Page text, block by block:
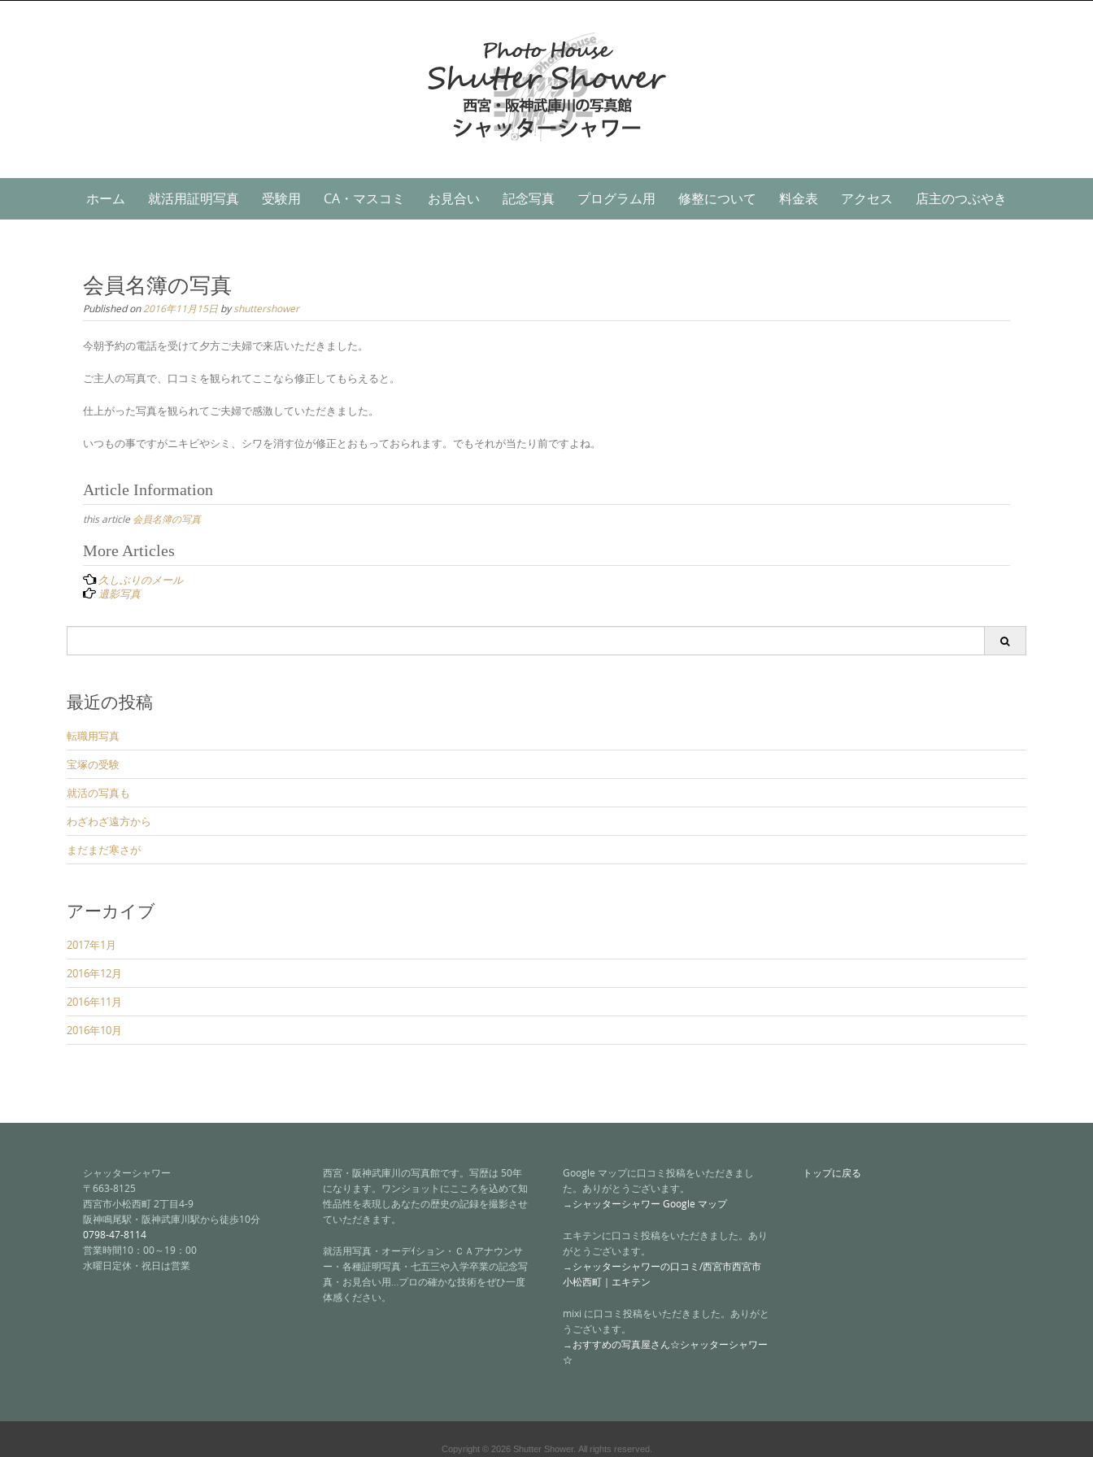
ホーム 就活用証明写真 受験用 CA・マスコミ お見合い 記念写真 プログラム用 修整について 料金表 アクセス 店主のつぶやき
会員名簿の写真
Published on2016年11月15日 byshuttershower
今朝予約の電話を受けて夕方ご夫婦で来店いただきました。
ご主人の写真で、口コミを観られてここなら修正してもらえると。
仕上がった写真を観られてご夫婦で感激していただきました。
いつもの事ですがニキビやシミ、シワを消す位が修正とおもっておられます。でもそれが当たり前ですよね。
Article Information
this article 会員名簿の写真
Post
navigation
More Articles
久しぶりのメール
遺影写真
最近の投稿
転職用写真
宝塚の受験
就活の写真も
わざわざ遠方から
まだまだ寒さが
アーカイブ
2017年1月
2016年12月
2016年11月
2016年10月
シャッターシャワー
〒663-8125
西宮市小松西町 2丁目4-9
阪神鳴尾駅・阪神武庫川駅から徒歩10分
0798-47-8114
営業時間10：00～19：00
水曜日定休・祝日は営業
西宮・阪神武庫川の写真館です。写歴は 50年
になります。ワンショットにこころを込めて知
性品性を表現しあなたの歴史の記録を撮影させ
ていただきます。
就活用写真・オーデｲション・ＣＡアナウンサ
ー・各種証明写真・七五三や入学卒業の記念写
真・お見合い用…プロの確かな技術をぜひ一度
体感ください。
Google マップに口コミ投稿をいただきまし
た。ありがとうございます。
→シャッターシャワー Google マップ
エキテンに口コミ投稿をいただきました。あり
がとうございます。
→シャッターシャワーの口コミ/西宮市西宮市
小松西町｜エキテン
mixi に口コミ投稿をいただきました。ありがと
うございます。
→おすすめの写真屋さん☆シャッターシャワー
☆
トップに戻る
Copyright © 2026 Shutter Shower. All rights reserved.